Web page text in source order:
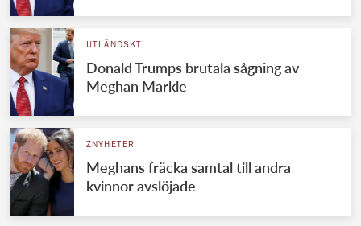
Danska kungahuset
Spanska kungahuset
Jordanska kungahuset
Luxemburgska storhertighuset
Japanska kejsarhuset
UTLÄNDSKT
Donald Trumps brutala sågning av
Meghan Markle
ZNYHETER
Meghans fräcka samtal till andra
kvinnor avslöjade